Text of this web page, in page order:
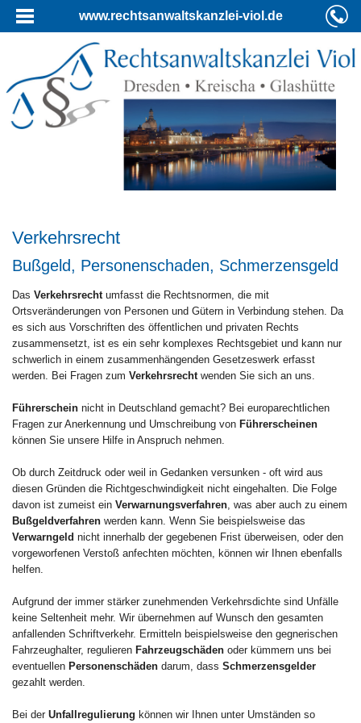
www.rechtsanwaltskanzlei-viol.de
Verkehrsrecht
Bußgeld, Personenschaden, Schmerzensgeld
Das Verkehrsrecht umfasst die Rechtsnormen, die mit
Ortsveränderungen von Personen und Gütern in Verbindung stehen. Da
es sich aus Vorschriften des öffentlichen und privaten Rechts
zusammensetzt, ist es ein sehr komplexes Rechtsgebiet und kann nur
schwerlich in einem zusammenhängenden Gesetzeswerk erfasst
werden. Bei Fragen zum Verkehrsrecht wenden Sie sich an uns.
Führerschein nicht in Deutschland gemacht? Bei europarechtlichen
Fragen zur Anerkennung und Umschreibung von Führerscheinen
können Sie unsere Hilfe in Anspruch nehmen.
Ob durch Zeitdruck oder weil in Gedanken versunken - oft wird aus
diesen Gründen die Richtgeschwindigkeit nicht eingehalten. Die Folge
davon ist zumeist ein Verwarnungsverfahren , was aber auch zu einem
Bußgeldverfahren werden kann. Wenn Sie beispielsweise das
Verwarngeld nicht innerhalb der gegebenen Frist überweisen, oder den
vorgeworfenen Verstoß anfechten möchten, können wir Ihnen ebenfalls
helfen.
Aufgrund der immer stärker zunehmenden Verkehrsdichte sind Unfälle
keine Seltenheit mehr. Wir übernehmen auf Wunsch den gesamten
anfallenden Schriftverkehr. Ermitteln beispielsweise den gegnerischen
Fahrzeughalter, regulieren Fahrzeugschäden oder kümmern uns bei
eventuellen Personenschäden darum, dass Schmerzensgelder
gezahlt werden.
Bei der Unfallregulierung können wir Ihnen unter Umständen so